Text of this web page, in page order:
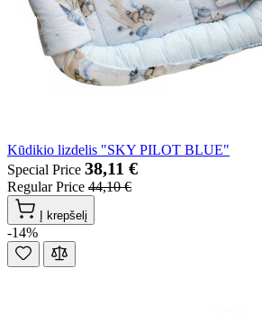
Kūdikio lizdelis "SKY PILOT BLUE"
Special Price 38,11 €
Regular Price 44,10 €
Į krepšelį
-14%